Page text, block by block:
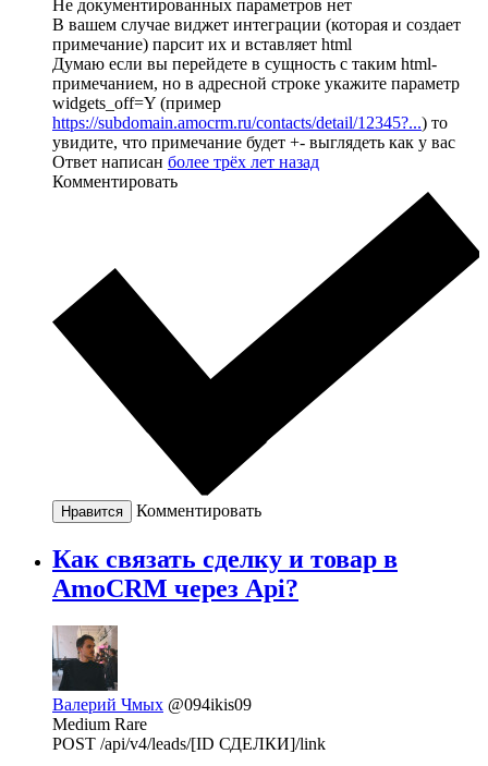
Не документированных параметров нет
В вашем случае виджет интеграции (которая и создает
примечание) парсит их и вставляет html
Думаю если вы перейдете в сущность с таким html-
примечанием, но в адресной строке укажите параметр
widgets_off=Y (пример
https://subdomain.amocrm.ru/contacts/detail/12345?...) то
увидите, что примечание будет +- выглядеть как у вас
Ответ написан более трёх лет назад
Комментировать
Нравится Комментировать
Как связать сделку и товар в
AmoCRM через Api?
Валерий Чмых @094ikis09
Medium Rare
POST /api/v4/leads/[ID СДЕЛКИ]/link